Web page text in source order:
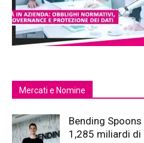
Mercati e Nomine
Bending
1,285 miliardi di